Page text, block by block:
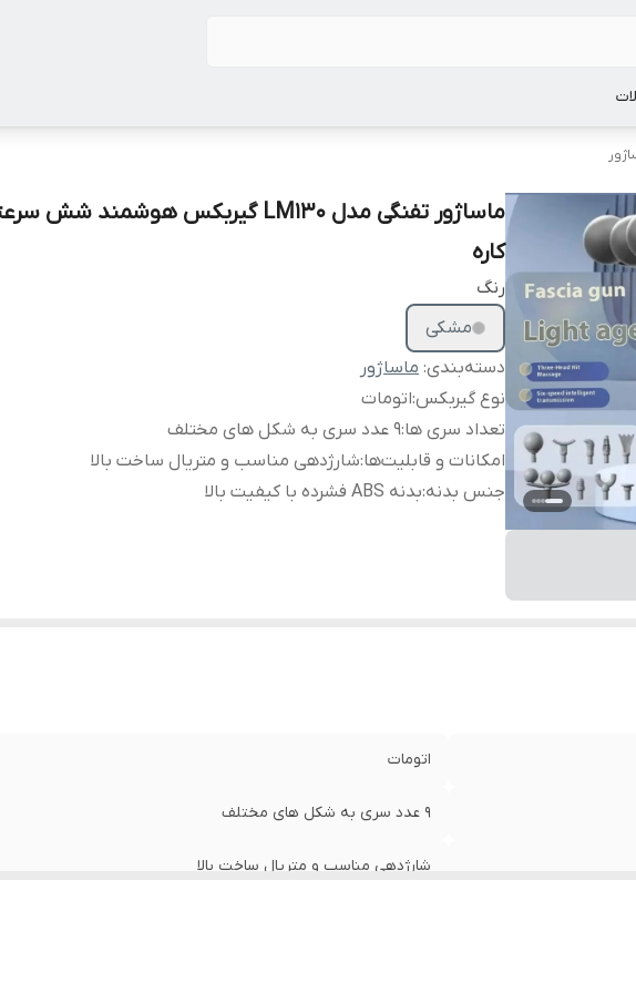
کاره
رنگ
مشکی
دسته‌بندی: ماساژور
نوع گیربکس:اتومات
تعداد سری ها:۹ عدد سری به شکل های مختلف
امکانات و قابلیت‌ها:شارژدهی مناسب و متریال ساخت بالا
جنس بدنه:بدنه ABS فشرده با کیفیت بالا
اتومات
۹ عدد سری به شکل های مختلف
شارژدهی مناسب و متریال ساخت بالا